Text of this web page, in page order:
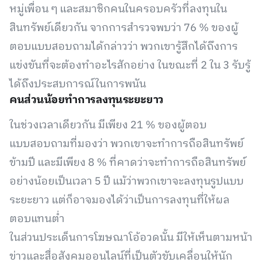
หมู่เพื่อน ๆ และสมาชิกคนในครอบครัวที่ลงทุนใน
สินทรัพย์เดียวกัน จากการสำรวจพบว่า 76 % ของผู้
ตอบแบบสอบถามได้กล่าวว่า พวกเขารู้สึกได้ถึงการ
แข่งขันที่จะต้องทำอะไรสักอย่าง ในขณะที่ 2 ใน 3 รับรู้
ได้ถึงประสบการณ์ในการพนัน
คนส่วนน้อยทำการลงทุนระยะยาว
ในช่วงเวลาเดียวกัน มีเพียง 21 % ของผู้ตอบ
แบบสอบถามที่มองว่า พวกเขาจะทำการถือสินทรัพย์
ข้ามปี และมีเพียง 8 % ที่คาดว่าจะทำการถือสินทรัพย์
อย่างน้อยเป็นเวลา 5 ปี แม้ว่าพวกเขาจะลงทุนรูปแบบ
ระยะยาว แต่ก็อาจมองได้ว่าเป็นการลงทุนที่ให้ผล
ตอบแทนต่ำ
ในส่วนประเด็นการโฆษณาโอ้อวดนั้น มีให้เห็นตามหน้า
ข่าวและสื่อสังคมออนไลน์ที่เป็นตัวขับเคลื่อนให้นัก